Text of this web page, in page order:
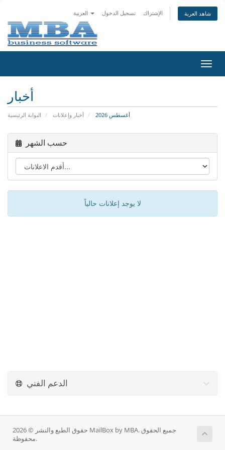
تسجيل الدخول الإشتراك شاهد العربة
تبديل
التنقل
أخبار
البوابة الرئيسية أخبار وإعلانات أغسطس 2026
حسب الشهر
لا يوجد إعلانات حالياً
الدعم الفني
حقوق الطبع والنشر © 2026 MailBox by MBA. جميع الحقوق
محفوظة.